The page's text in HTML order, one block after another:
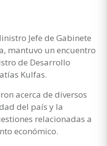
Jefe de Gabinete
mantuvo un encuentro
de Desarrollo
Kulfas.
acerca de diversos
del país y la
relacionadas a
económico.